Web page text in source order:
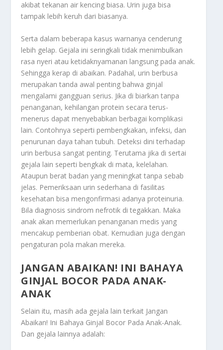
akibat tekanan air kencing biasa. Urin juga bisa
tampak lebih keruh dari biasanya.
Serta dalam beberapa kasus warnanya cenderung
lebih gelap. Gejala ini seringkali tidak menimbulkan
rasa nyeri atau ketidaknyamanan langsung pada anak.
Sehingga kerap di abaikan. Padahal, urin berbusa
merupakan tanda awal penting bahwa ginjal
mengalami gangguan serius. Jika di biarkan tanpa
penanganan, kehilangan protein secara terus-
menerus dapat menyebabkan berbagai komplikasi
lain. Contohnya seperti pembengkakan, infeksi, dan
penurunan daya tahan tubuh. Deteksi dini terhadap
urin berbusa sangat penting. Terutama jika di sertai
gejala lain seperti bengkak di mata, kelelahan.
Ataupun berat badan yang meningkat tanpa sebab
jelas. Pemeriksaan urin sederhana di fasilitas
kesehatan bisa mengonfirmasi adanya proteinuria.
Bila diagnosis sindrom nefrotik di tegakkan. Maka
anak akan memerlukan penanganan medis yang
mencakup pemberian obat. Kemudian juga dengan
pengaturan pola makan mereka.
JANGAN ABAIKAN! INI BAHAYA
GINJAL BOCOR PADA ANAK-
ANAK
Selain itu, masih ada gejala lain terkait Jangan
Abaikan! Ini Bahaya Ginjal Bocor Pada Anak-Anak.
Dan gejala lainnya adalah: